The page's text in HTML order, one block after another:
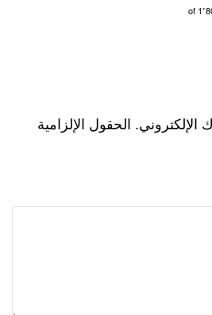
الإلكتروني. الحقول الإلزامية